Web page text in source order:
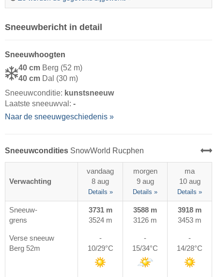
Sneeuwbericht in detail
Sneeuwhoogten
40 cm Berg (52 m)
40 cm Dal (30 m)
Sneeuwconditie: kunstsneeuw
Laatste sneeuwval: -
Naar de sneeuwgeschiedenis »
Sneeuwcondities SnowWorld Rucphen
Verwachting
vandaag
8 aug
Details »
morgen
9 aug
Details »
ma
10 aug
Details »
Sneeuw-
grens
3731 m
3524 m
3588 m
3126 m
3918 m
3453 m
Verse sneeuw
Berg 52m
-
10/29°C
-
15/34°C
-
14/28°C